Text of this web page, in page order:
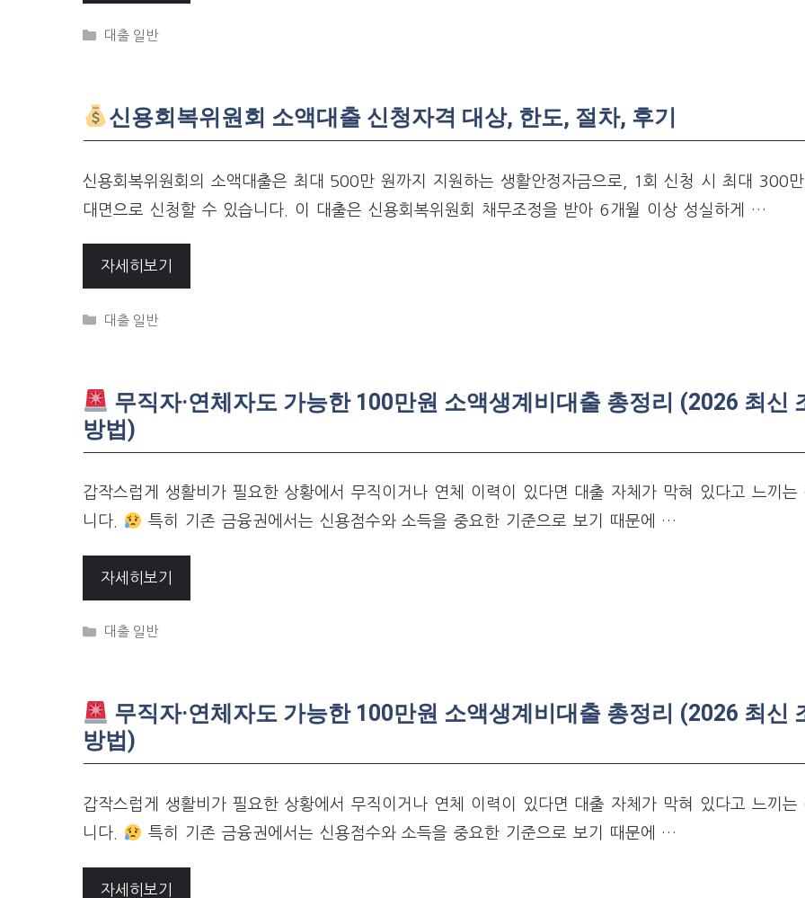
Categories
대출 일반
신용회복위원회 소액대출 신청자격 대상, 한도, 절차, 후기
신용회복위원회의 소액대출은 최대 500만 원까지 지원하는 생활안정자금으로, 1회 신청 시 최대 300만
대면으로 신청할 수 있습니다. 이 대출은 신용회복위원회 채무조정을 받아 6개월 이상 성실하게 …
자세히보기
Categories
대출 일반
무직자·연체자도 가능한 100만원 소액생계비대출 총정리 (2026 최신
방법)
갑작스럽게 생활비가 필요한 상황에서 무직이거나 연체 이력이 있다면 대출 자체가 막혀 있다고 느끼는
니다.
특히 기존 금융권에서는 신용점수와 소득을 중요한 기준으로 보기 때문에 …
자세히보기
Categories
대출 일반
무직자·연체자도 가능한 100만원 소액생계비대출 총정리 (2026 최신
방법)
갑작스럽게 생활비가 필요한 상황에서 무직이거나 연체 이력이 있다면 대출 자체가 막혀 있다고 느끼는
니다.
특히 기존 금융권에서는 신용점수와 소득을 중요한 기준으로 보기 때문에 …
자세히보기